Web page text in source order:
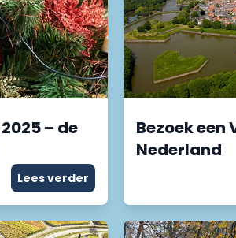
– de
Lees verder
Bezoek
Nederland